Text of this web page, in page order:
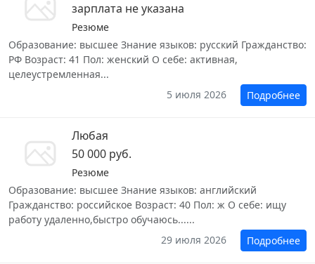
зарплата не указана
Резюме
Образование: высшее Знание языков: русский Гражданство:
РФ Возраст: 41 Пол: женский О себе: активная,
целеустремленная...
5 июля 2026
Подробнее
Любая
50 000 руб.
Резюме
Образование: высшее Знание языков: английский
Гражданство: российское Возраст: 40 Пол: ж О себе: ищу
работу удаленно,быстро обучаюсь......
29 июля 2026
Подробнее